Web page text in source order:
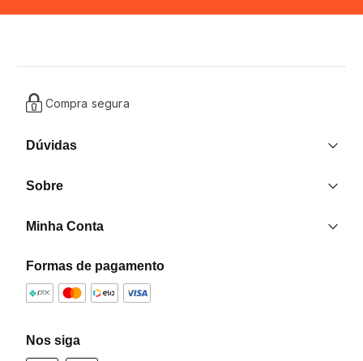
Compra segura
Dúvidas
Contato
Sobre
Formas de pagamento
Política de Privacidade
Minha Conta
Meus Pedidos
Formas de pagamento
Nos siga